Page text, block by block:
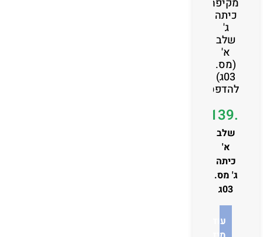
מקיפה
כיתה
ג'
שלב
א'
(מס.
03ג)
להדפסה
₪139.00
שלב
א'
כיתה
ג' מס.
03ג
עוד